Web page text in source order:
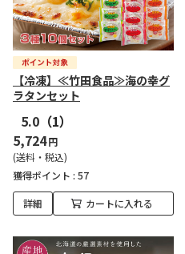
【冷凍】≪竹田食品≫海の幸グ
ラタンセット
5.0 （1）
5,724円
(送料・税込)
獲得ポイント : 57
詳細 カートに入れる